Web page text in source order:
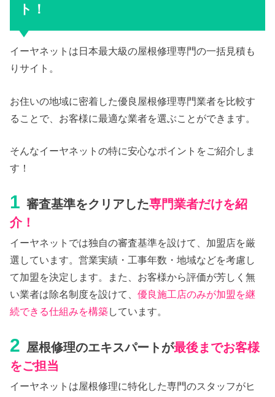
ト！
イーヤネットは日本最大級の屋根修理専門の一括見積も
りサイト。
お住いの地域に密着した優良屋根修理専門業者を比較す
ることで、お客様に最適な業者を選ぶことができます。
そんなイーヤネットの特に安心なポイントをご紹介しま
す！
1 審査基準をクリアした専門業者だけを紹
介！
イーヤネットでは独自の審査基準を設けて、加盟店を厳
選しています。営業実績・工事年数・地域などを考慮し
て加盟を決定します。また、お客様から評価が芳しく無
い業者は除名制度を設けて、優良施工店のみが加盟を継
続できる仕組みを構築しています。
2 屋根修理のエキスパートが最後までお客様
をご担当
イーヤネットは屋根修理に特化した専門のスタッフがヒ